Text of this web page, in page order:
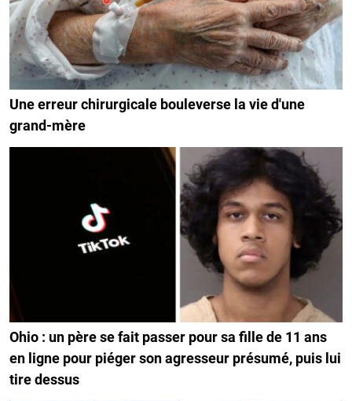
Une erreur chirurgicale bouleverse la vie d'une
grand-mère
Ohio : un père se fait passer pour sa fille de 11 ans
en ligne pour piéger son agresseur présumé, puis lui
tire dessus